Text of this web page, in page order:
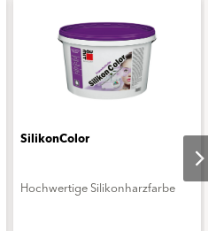
SilikonColor
Hochwertige Silikonharzfarbe